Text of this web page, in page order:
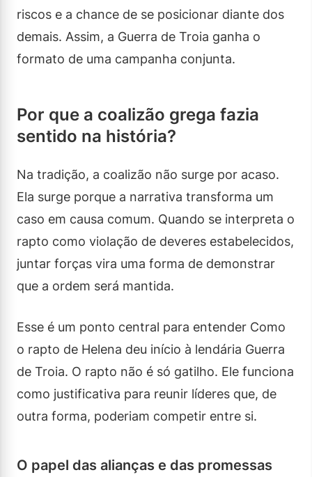
riscos e a chance de se posicionar diante dos
demais. Assim, a Guerra de Troia ganha o
formato de uma campanha conjunta.
Por que a coalizão grega fazia
sentido na história?
Na tradição, a coalizão não surge por acaso.
Ela surge porque a narrativa transforma um
caso em causa comum. Quando se interpreta o
rapto como violação de deveres estabelecidos,
juntar forças vira uma forma de demonstrar
que a ordem será mantida.
Esse é um ponto central para entender Como
o rapto de Helena deu início à lendária Guerra
de Troia. O rapto não é só gatilho. Ele funciona
como justificativa para reunir líderes que, de
outra forma, poderiam competir entre si.
O papel das alianças e das promessas